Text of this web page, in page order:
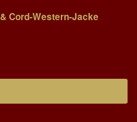
Cord-Western-Jacke